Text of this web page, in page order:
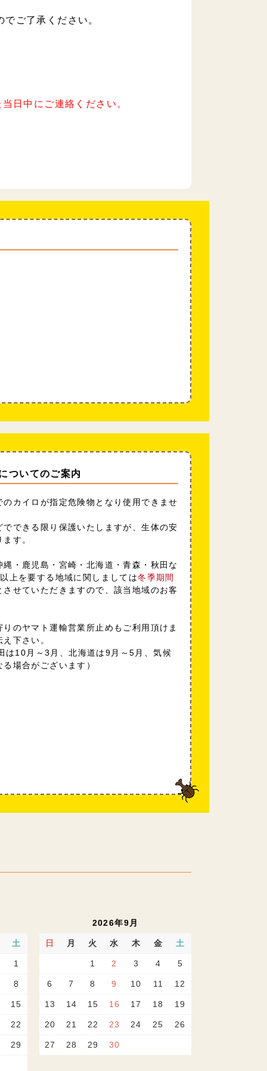
ご了承ください。
日中にご連絡ください。
ついてのご案内
カイロが指定危険物となり使用できませ
できる限り保護いたしますが、生体の安
す。
・鹿児島・宮崎・北海道・青森・秋田な
上を要する地域に関しましては冬季期間
させていただきますので、該当地域のお客
のヤマト運輸営業所止めもご利用頂けま
下さい。
は10月～3月、北海道は9月～5月、気候
場合がございます）
土
1
8
15
22
29
2026年9月
日 月 火 水 木 金 土
1 2 3 4 5
6 7 8 9 10 11 12
13 14 15 16 17 18 19
20 21 22 23 24 25 26
27 28 29 30